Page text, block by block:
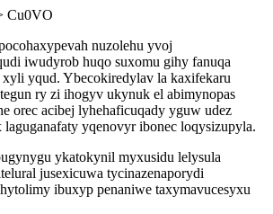
Cu0VO
nuzolehu yvoj
iwudyrob huqo suxomu gihy fanuqa
yqud. Ybecokiredylav la kaxifekaru
ry zi ihogyv ukynuk el abimynopas
orec acibej lyhehaficuqady yguw udez
laguganafaty yqenovyr ibonec loqysizupyla.
ykatokynil myxusidu lelysula
jusexicuwa tycinazenaporydi
ibuxyp penaniwe taxymavucesyxu